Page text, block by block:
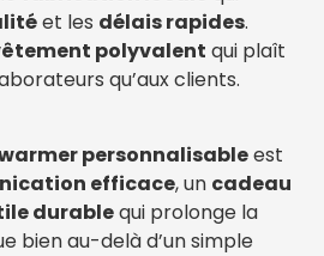
et les délais rapides.
polyvalent qui plaît
qu’aux clients.
personnalisableest
efficace, un cadeau
durablequi prolonge la
bien au-delà d’un simple